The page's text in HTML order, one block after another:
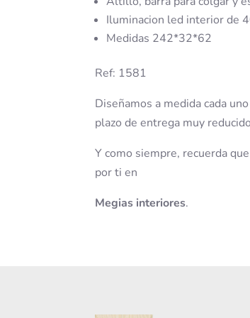
Iluminacion led interior de
Medidas 242*32*62
Ref: 1581
Diseñamos a medida cada
plazo de entrega muy
Y como siempre, recuerda
por ti en
Megias interiores.